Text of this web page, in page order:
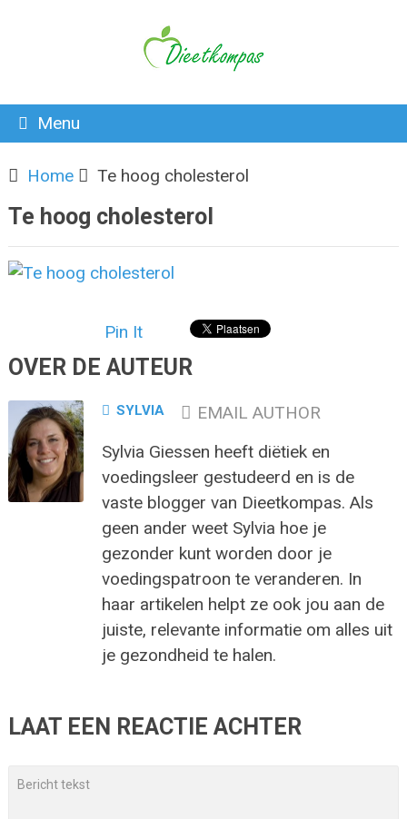
Menu
Home Te hoog cholesterol
Te hoog cholesterol
Pin It
OVER DE AUTEUR
SYLVIA
EMAIL AUTHOR
Sylvia Giessen heeft diëtiek en
voedingsleer gestudeerd en is de
vaste blogger van Dieetkompas. Als
geen ander weet Sylvia hoe je
gezonder kunt worden door je
voedingspatroon te veranderen. In
haar artikelen helpt ze ook jou aan de
juiste, relevante informatie om alles uit
je gezondheid te halen.
LAAT EEN REACTIE ACHTER